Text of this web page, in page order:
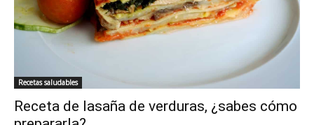
Recetas saludables
Receta de lasaña de verduras, ¿sabes cómo